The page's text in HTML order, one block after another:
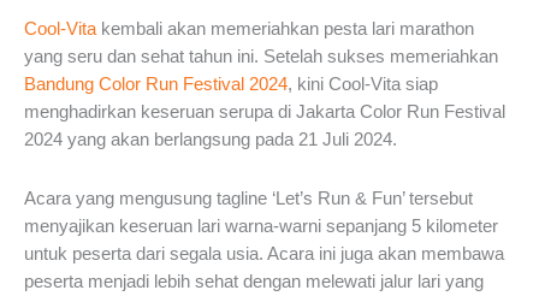
Cool-Vita kembali akan memeriahkan pesta lari marathon
yang seru dan sehat tahun ini. Setelah sukses memeriahkan
Bandung Color Run Festival 2024, kini Cool-Vita siap
menghadirkan keseruan serupa di Jakarta Color Run Festival
2024 yang akan berlangsung pada 21 Juli 2024.
Acara yang mengusung tagline ‘Let’s Run & Fun’ tersebut
menyajikan keseruan lari warna-warni sepanjang 5 kilometer
untuk peserta dari segala usia. Acara ini juga akan membawa
peserta menjadi lebih sehat dengan melewati jalur lari yang